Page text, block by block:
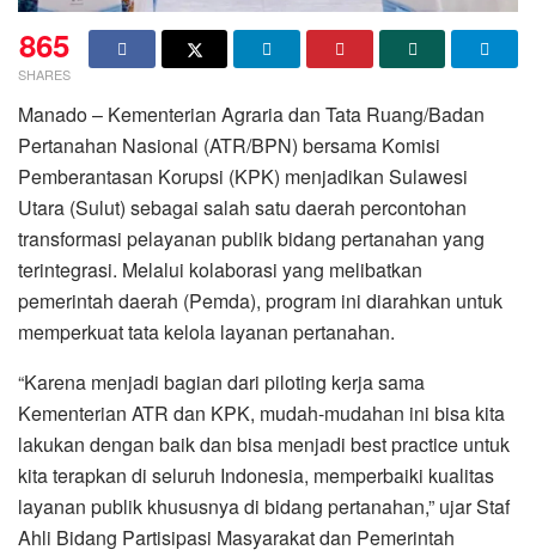
865
SHARES
Manado – Kementerian Agraria dan Tata Ruang/Badan
Pertanahan Nasional (ATR/BPN) bersama Komisi
Pemberantasan Korupsi (KPK) menjadikan Sulawesi
Utara (Sulut) sebagai salah satu daerah percontohan
transformasi pelayanan publik bidang pertanahan yang
terintegrasi. Melalui kolaborasi yang melibatkan
pemerintah daerah (Pemda), program ini diarahkan untuk
memperkuat tata kelola layanan pertanahan.
“Karena menjadi bagian dari piloting kerja sama
Kementerian ATR dan KPK, mudah-mudahan ini bisa kita
lakukan dengan baik dan bisa menjadi best practice untuk
kita terapkan di seluruh Indonesia, memperbaiki kualitas
layanan publik khususnya di bidang pertanahan,” ujar Staf
Ahli Bidang Partisipasi Masyarakat dan Pemerintah